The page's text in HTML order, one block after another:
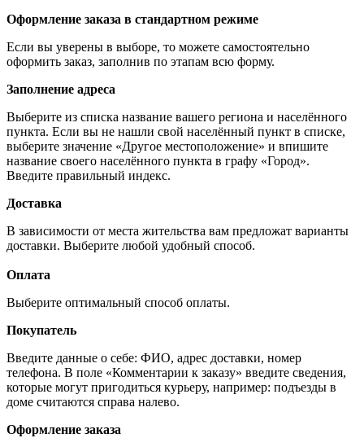
Оформление заказа в стандартном режиме
Если вы уверены в выборе, то можете самостоятельно
оформить заказ, заполнив по этапам всю форму.
Заполнение адреса
Выберите из списка название вашего региона и населённого
пункта. Если вы не нашли свой населённый пункт в списке,
выберите значение «Другое местоположение» и впишите
название своего населённого пункта в графу «Город».
Введите правильный индекс.
Доставка
В зависимости от места жительства вам предложат варианты
доставки. Выберите любой удобный способ.
Оплата
Выберите оптимальный способ оплаты.
Покупатель
Введите данные о себе: ФИО, адрес доставки, номер
телефона. В поле «Комментарии к заказу» введите сведения,
которые могут пригодиться курьеру, например: подъезды в
доме считаются справа налево.
Оформление заказа